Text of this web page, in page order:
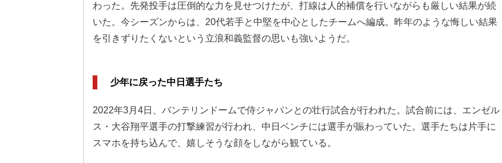
わった。先発投手は圧倒的な力を見せつけたが、打線は人的補償を行いながらも厳しい結果が続
いた。今シーズンからは、20代若手と中堅を中心としたチームへ編成。昨年のような悔しい結果
を引きずりたくないという立浪和義監督の思いも強いようだ。
少年に戻った中日選手たち
2022年3月4日、バンテリンドームで侍ジャパンとの壮行試合が行われた。試合前には、エンゼル
ス・大谷翔平選手の打撃練習が行われ、中日ベンチには選手が賑わっていた。選手たちは片手に
スマホを持ち込んで、嬉しそうな顔をしながら観ている。